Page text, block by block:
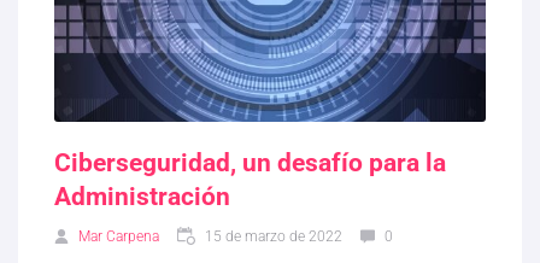
Ciberseguridad, un desafío para la
Administración
Mar Carpena 15 de marzo de 2022 0